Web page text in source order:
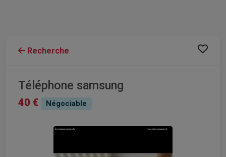
Recherche
Téléphone samsung
40 € Négociable